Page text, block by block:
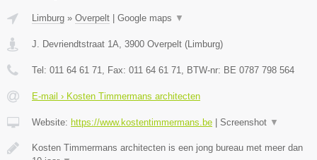
Limburg » Overpelt Google maps ▼
J. Devriendtstraat 1A 3900 Overpelt ( Limburg)
Tel: 011 64 61 71 , Fax: 011 64 61 71 , BTW-nr: BE 0787 798 564
E-mail › Kosten Timmermans architecten
Website: https://www.kostentimmermans.be Screenshot ▼
Kosten Timmermans architecten is een jong bureau met meer dan